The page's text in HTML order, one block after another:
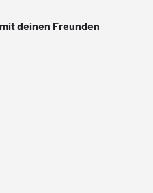
deinen Freunden